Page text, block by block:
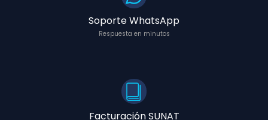
Soporte WhatsApp
Respuesta en minutos
Facturación SUNAT